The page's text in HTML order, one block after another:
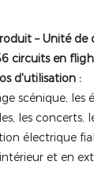
– Unité de
circuits en
d'utilisation :
scénique, les
les concerts,
électrique
et en